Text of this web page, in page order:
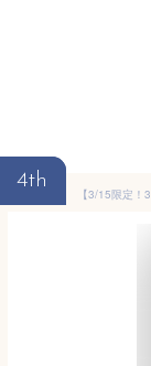
4th